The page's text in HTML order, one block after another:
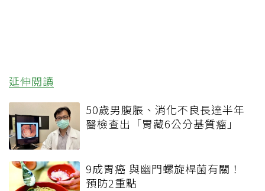
延伸閱讀
50歲男腹脹、消化不良長達半年
醫檢查出「胃藏6公分基質瘤」
9成胃癌 與幽門螺旋桿菌有關！
預防2重點